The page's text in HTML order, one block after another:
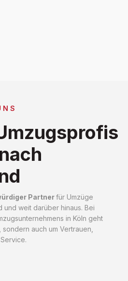
Partnerfür Umzüge
und weit darüber hinaus. Bei
in Köln geht
auch um Vertrauen,